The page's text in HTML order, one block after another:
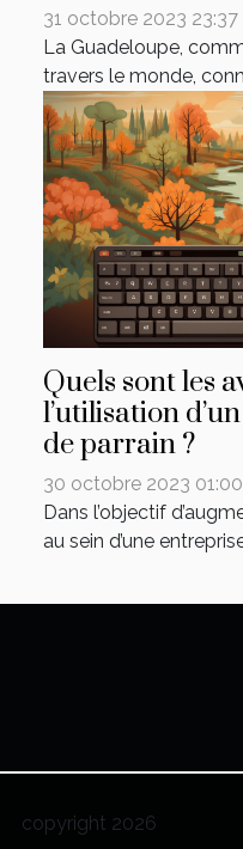
31 octobre 2023 23:37
La Guadeloupe,
travers le monde,
Quels sont les
l’utilisation
de parrain ?
30 octobre 2023 01:00
Dans l’objectif
au sein d’une
copyright 2026